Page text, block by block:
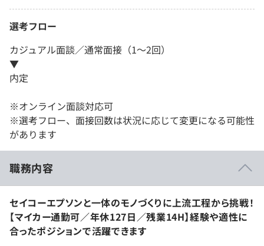
選考フロー
カジュアル面談／通常面接（1～2回）
▼
内定
※オンライン面談対応可
※選考フロー、面接回数は状況に応じて変更になる可能性
があります
職務内容
セイコーエプソンと一体のモノづくりに上流工程から挑戦！
【マイカー通勤可／年休127日／残業14H】経験や適性に
合ったポジションで活躍できます